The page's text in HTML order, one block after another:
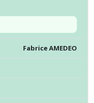
Fabrice AMEDEO